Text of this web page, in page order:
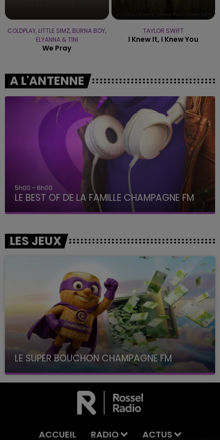
COLDPLAY, LITTLE SIMZ, BURNA BOY,
ELYANNA & TINI
We Pray
TAYLOR SWIFT
I Knew It, I Knew You
A L'ANTENNE
5h00 - 6h00
LE BEST OF DE LA FAMILLE CHAMPAGNE FM
LES JEUX
LE SUPER BOUCHON CHAMPAGNE FM
avec La Famille Champagne FM, à 8H10
ACCUEIL RADIO ACTUS